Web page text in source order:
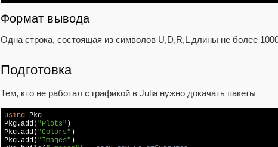
Формат вывода
Одна строка, состоящая из символов U,D,R,L длины не более
Подготовка
Тем, кто не работал с графикой в Julia нужно докачать пакеты
using Pkg
Pkg.add( "Plots" )
Pkg.add( "Colors" )
Pkg.add( "Images" )